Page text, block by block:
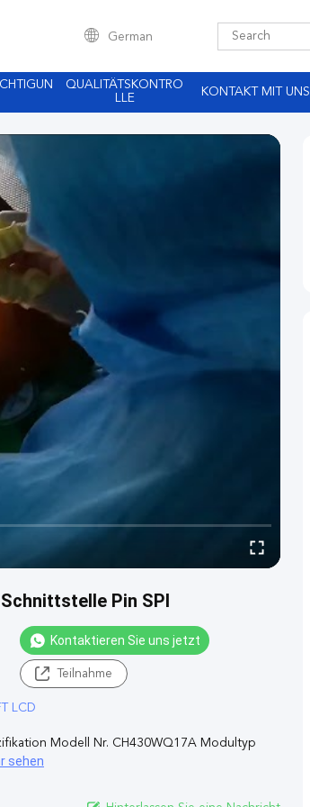
German
QUALITÄTSKONTRO
LLE
KONTAKT MIT UNS
Pin SPI
Kontaktieren Sie uns jetzt
Teilnahme
LCD
Modell Nr. CH430WQ17A Modultyp
sehen